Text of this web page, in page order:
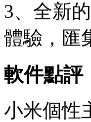
3、全新
體驗，匯
軟件點評
小米個性